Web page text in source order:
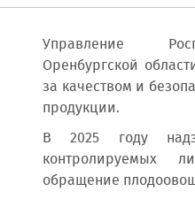
Управление
Оренбургской
за качеством и
продукции.
В 2025 году
контролируемых
обращение